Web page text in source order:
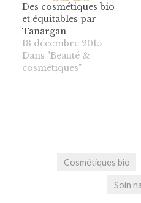
Des cosmétiques bio
et équitables par
Tanargan
18 décembre 2015
Dans "Beauté &
cosmétiques"
Cosmétiques bio
Soin